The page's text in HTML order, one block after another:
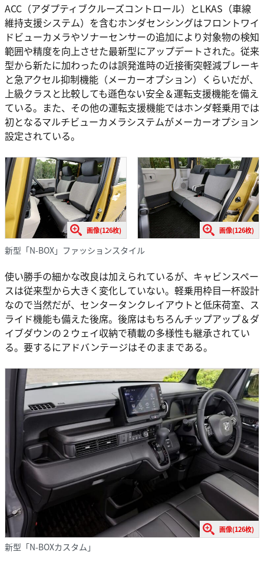
ACC（アダプティブクルーズコントロール）とLKAS（車線
維持支援システム）を含むホンダセンシングはフロントワイ
ドビューカメラやソナーセンサーの追加により対象物の検知
範囲や精度を向上させた最新型にアップデートされた。従来
型から新たに加わったのは誤発進時の近接衝突軽減ブレーキ
と急アクセル抑制機能（メーカーオプション）くらいだが、
上級クラスと比較しても遜色ない安全＆運転支援機能を備え
ている。また、その他の運転支援機能ではホンダ軽乗用では
初となるマルチビューカメラシステムがメーカーオプション
設定されている。
画像(126枚) 画像(126枚)
新型「N-BOX」ファッションスタイル
使い勝手の細かな改良は加えられているが、キャビンスペー
スは従来型から大きく変化していない。軽乗用枠目一杯設計
なので当然だが、センタータンクレイアウトと低床荷室、ス
ライド機能も備えた後席。後席はもちろんチップアップ＆ダ
イブダウンの２ウェイ収納で積載の多様性も継承されてい
る。要するにアドバンテージはそのままである。
画像(126枚)
新型「N-BOXカスタム」